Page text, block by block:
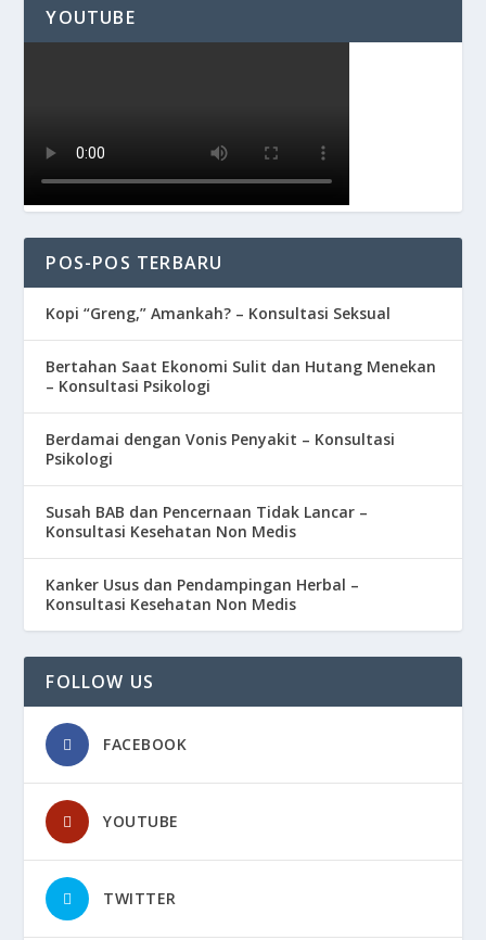
YOUTUBE
POS-POS TERBARU
Kopi “Greng,” Amankah? – Konsultasi Seksual
Bertahan Saat Ekonomi Sulit dan Hutang Menekan
– Konsultasi Psikologi
Berdamai dengan Vonis Penyakit – Konsultasi
Psikologi
Susah BAB dan Pencernaan Tidak Lancar –
Konsultasi Kesehatan Non Medis
Kanker Usus dan Pendampingan Herbal –
Konsultasi Kesehatan Non Medis
FOLLOW US
FACEBOOK
YOUTUBE
TWITTER